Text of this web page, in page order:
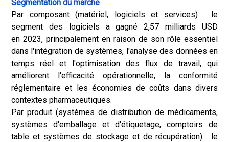
Segmentation du marché
Par composant (matériel, logiciels et services) : le
segment des logiciels a gagné 2,57 milliards USD
en 2023, principalement en raison de son rôle essentiel
dans l'intégration de systèmes, l'analyse des données en
temps réel et l'optimisation des flux de travail, qui
améliorent l'efficacité opérationnelle, la conformité
réglementaire et les économies de coûts dans divers
contextes pharmaceutiques.
Par produit (systèmes de distribution de médicaments,
systèmes d'emballage et d'étiquetage, comptoirs de
table et systèmes de stockage et de récupération) : le